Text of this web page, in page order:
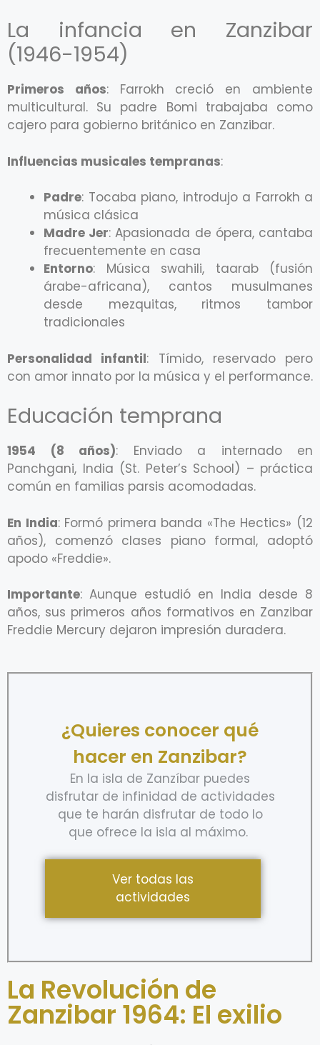
La infancia en Zanzibar
(1946-1954)
Primeros años: Farrokh creció en ambiente
multicultural. Su padre Bomi trabajaba como
cajero para gobierno británico en Zanzibar.
Influencias musicales tempranas:
Padre: Tocaba piano, introdujo a Farrokh a
música clásica
Madre Jer: Apasionada de ópera, cantaba
frecuentemente en casa
Entorno: Música swahili, taarab (fusión
árabe-africana), cantos musulmanes
desde mezquitas, ritmos tambor
tradicionales
Personalidad infantil: Tímido, reservado pero
con amor innato por la música y el performance.
Educación temprana
1954 (8 años): Enviado a internado en
Panchgani, India (St. Peter’s School) – práctica
común en familias parsis acomodadas.
En India: Formó primera banda «The Hectics» (12
años), comenzó clases piano formal, adoptó
apodo «Freddie».
Importante: Aunque estudió en India desde 8
años, sus primeros años formativos en Zanzibar
Freddie Mercury dejaron impresión duradera.
¿Quieres conocer qué
hacer en Zanzibar?
En la isla de Zanzíbar puedes
disfrutar de infinidad de actividades
que te harán disfrutar de todo lo
que ofrece la isla al máximo.
Ver todas las
actividades
La Revolución de
Zanzibar 1964: El exilio